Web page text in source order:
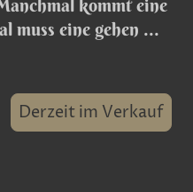
kommt eine
muss eine gehen ...
Derzeit im Verkauf